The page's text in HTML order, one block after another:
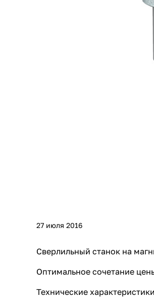
27 июля 2016
Сверлильный станок на
Оптимальное сочетание
Технические